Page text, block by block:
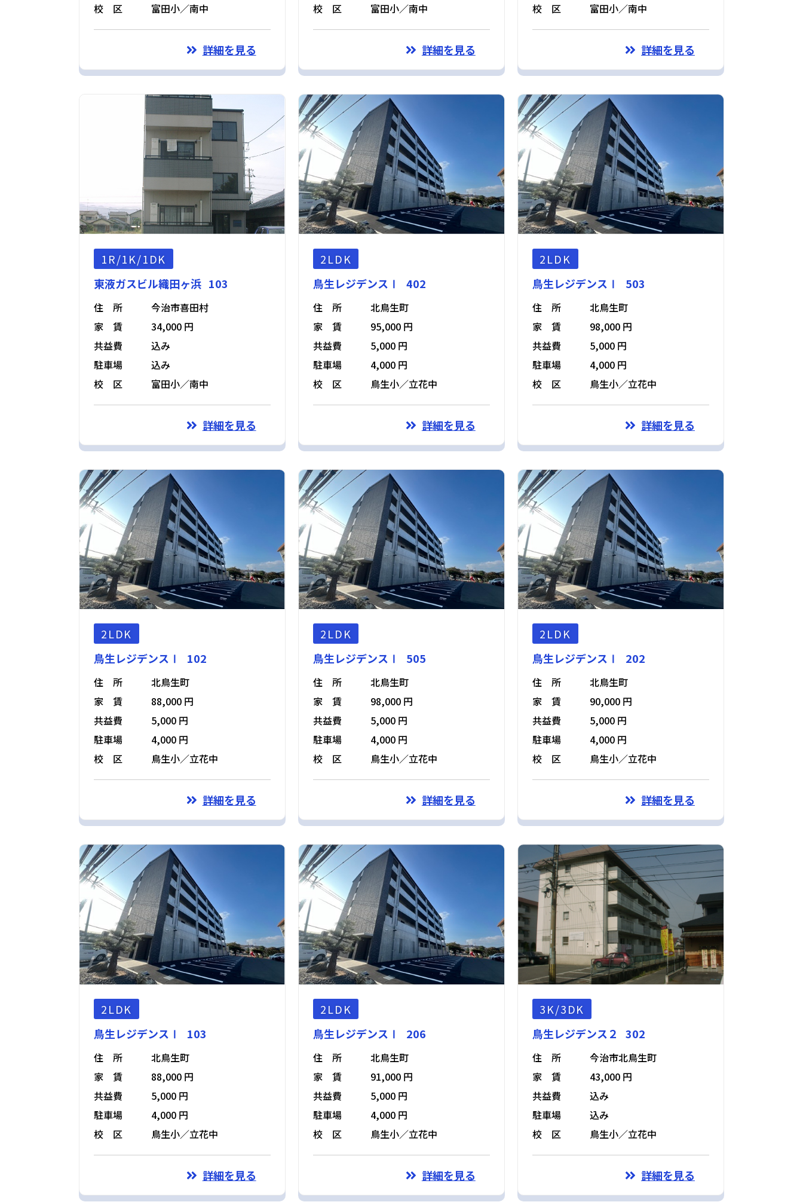
校 区
富田小／南中
詳細を見る
校 区
富田小／南中
詳細を見る
校 区
富田小／南中
詳細を見る
1R/1K/1DK
東液ガスビル織田ヶ浜 103
住 所
今治市喜田村
家 賃
34,000 円
共益費
込み
駐車場
込み
校 区
富田小／南中
詳細を見る
2LDK
鳥生レジデンスⅠ 402
住 所
北鳥生町
家 賃
95,000 円
共益費
5,000 円
駐車場
4,000 円
校 区
鳥生小／立花中
詳細を見る
2LDK
鳥生レジデンスⅠ 503
住 所
北鳥生町
家 賃
98,000 円
共益費
5,000 円
駐車場
4,000 円
校 区
鳥生小／立花中
詳細を見る
2LDK
鳥生レジデンスⅠ 102
住 所
北鳥生町
家 賃
88,000 円
共益費
5,000 円
駐車場
4,000 円
校 区
鳥生小／立花中
詳細を見る
2LDK
鳥生レジデンスⅠ 505
住 所
北鳥生町
家 賃
98,000 円
共益費
5,000 円
駐車場
4,000 円
校 区
鳥生小／立花中
詳細を見る
2LDK
鳥生レジデンスⅠ 202
住 所
北鳥生町
家 賃
90,000 円
共益費
5,000 円
駐車場
4,000 円
校 区
鳥生小／立花中
詳細を見る
2LDK
鳥生レジデンスⅠ 103
住 所
北鳥生町
家 賃
88,000 円
共益費
5,000 円
駐車場
4,000 円
校 区
鳥生小／立花中
詳細を見る
2LDK
鳥生レジデンスⅠ 206
住 所
北鳥生町
家 賃
91,000 円
共益費
5,000 円
駐車場
4,000 円
校 区
鳥生小／立花中
詳細を見る
3K/3DK
鳥生レジデンス２ 302
住 所
今治市北鳥生町
家 賃
43,000 円
共益費
込み
駐車場
込み
校 区
鳥生小／立花中
詳細を見る